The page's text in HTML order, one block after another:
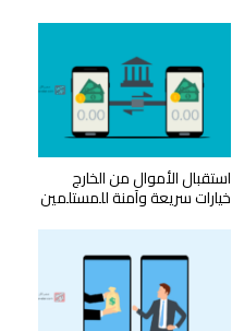
استقبال الأموال من الخارج
خيارات سريعة وآمنة للمستلمين